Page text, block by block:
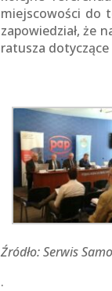
miejscowości do
zapowiedział, że
ratusza
Źródło: Serwis
.